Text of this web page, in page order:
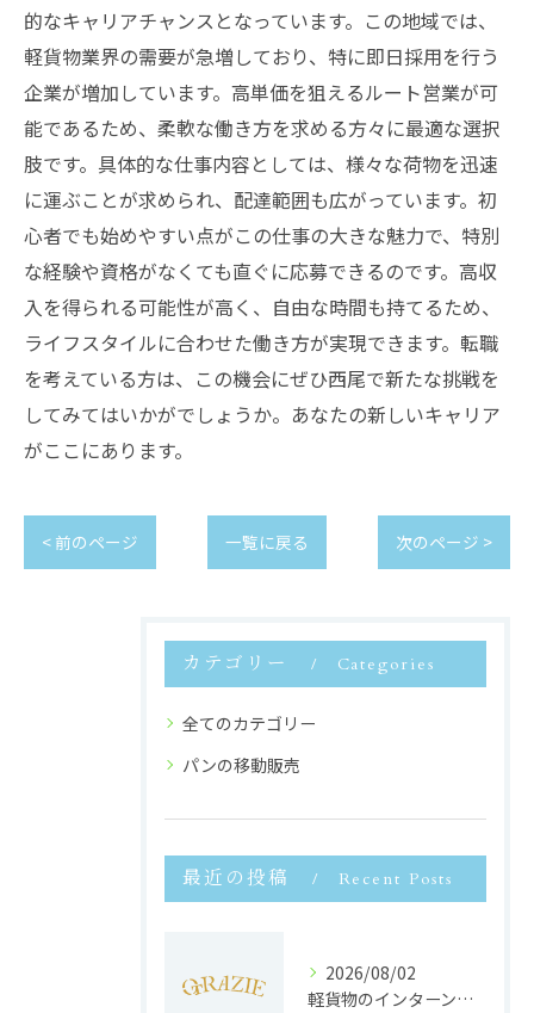
的なキャリアチャンスとなっています。この地域では、
軽貨物業界の需要が急増しており、特に即日採用を行う
企業が増加しています。高単価を狙えるルート営業が可
能であるため、柔軟な働き方を求める方々に最適な選択
肢です。具体的な仕事内容としては、様々な荷物を迅速
に運ぶことが求められ、配達範囲も広がっています。初
心者でも始めやすい点がこの仕事の大きな魅力で、特別
な経験や資格がなくても直ぐに応募できるのです。高収
入を得られる可能性が高く、自由な時間も持てるため、
ライフスタイルに合わせた働き方が実現できます。転職
を考えている方は、この機会にぜひ西尾で新たな挑戦を
してみてはいかがでしょうか。あなたの新しいキャリア
がここにあります。
< 前のページ 一覧に戻る 次のページ >
カテゴリー Categories
全てのカテゴリー
パンの移動販売
最近の投稿 Recent Posts
2026/08/02
軽貨物のインターンで静岡県浜松市で未経験から収入安定と働きやすさを両立するポイント